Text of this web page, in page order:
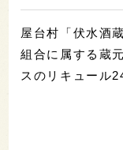
屋台村「伏水酒
組合に属する蔵
スのリキュール